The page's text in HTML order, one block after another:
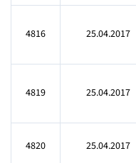
4816 25.04.2017
4819 25.04.2017
4820 25.04.2017